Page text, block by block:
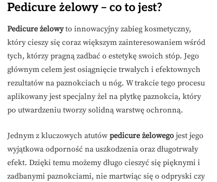
Pedicure żelowy – co to jest?
Pedicure żelowyto innowacyjny zabieg kosmetyczny,
który cieszy się coraz większym zainteresowaniem wśród
tych, którzy pragną zadbać o estetykę swoich stóp. Jego
głównym celem jest osiągnięcie trwałych i efektownych
rezultatów na paznokciach u nóg. W trakcie tego procesu
aplikowany jest specjalny żel na płytkę paznokcia, który
po utwardzeniu tworzy solidną warstwę ochronną.
Jednym z kluczowych atutów pedicure żelowego jest jego
wyjątkowa odporność na uszkodzenia oraz długotrwały
efekt. Dzięki temu możemy długo cieszyć się pięknymi i
zadbanymi paznokciami, nie martwiąc się o odpryski czy